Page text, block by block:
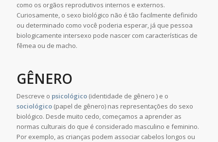
como os orgãos reprodutivos internos e externos.
Curiosamente, o sexo biológico não é tão facilmente definido
ou determinado como você poderia esperar, já que pessoa
biologicamente intersexo pode nascer com características de
fêmea ou de macho.
GÊNERO
Descreve o psicológico(identidade de gênero ) e o
sociológico(papel de gênero) nas representações do sexo
biológico. Desde muito cedo, começamos a aprender as
normas culturais do que é considerado masculino e feminino.
Por exemplo, as crianças podem associar cabelos longos ou